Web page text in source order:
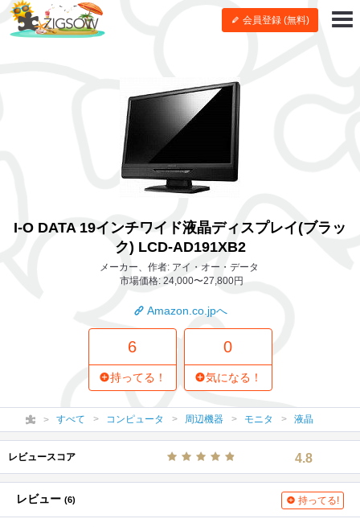
会員登録 (無料)
I-O DATA 19インチワイド液晶ディスプレイ(ブラッ
ク) LCD-AD191XB2
メーカー、作者: アイ・オー・データ
市場価格: 24,000〜27,800円
Amazon.co.jpへ
6
持ってる！
0
気になる！
すべて コンピュータ 周辺機器 モニタ 液晶
レビュースコア 4.8
レビュー (6) 持ってる!